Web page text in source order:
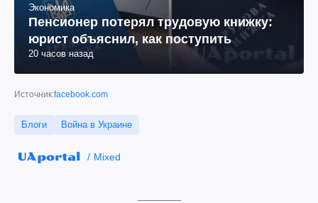
Экономика
Пенсионер потерял трудовую книжку:
юрист объяснил, как поступить
20 часов назад
Источник:facebook.com
Блоги Война в Украине
Mixed